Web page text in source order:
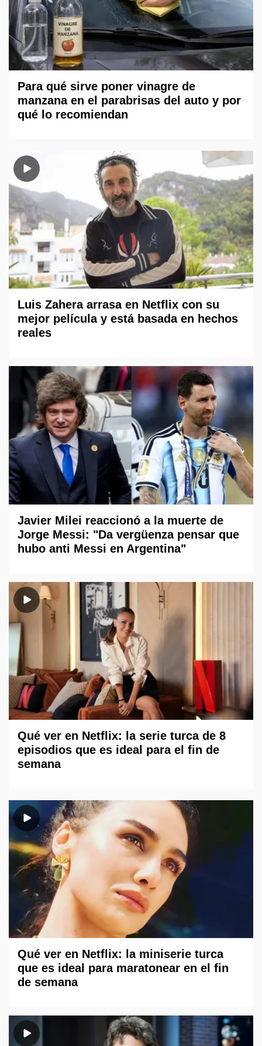
Para qué sirve poner vinagre de
manzana en el parabrisas del auto y por
qué lo recomiendan
Luis Zahera arrasa en Netflix con su
mejor película y está basada en hechos
reales
Javier Milei reaccionó a la muerte de
Jorge Messi: "Da vergüenza pensar que
hubo anti Messi en Argentina"
Qué ver en Netflix: la serie turca de 8
episodios que es ideal para el fin de
semana
Qué ver en Netflix: la miniserie turca
que es ideal para maratonear en el fin
de semana